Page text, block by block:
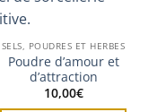
SELS, POUDRES ET HERBES
Poudre d’amour et
d’attraction
10,00€